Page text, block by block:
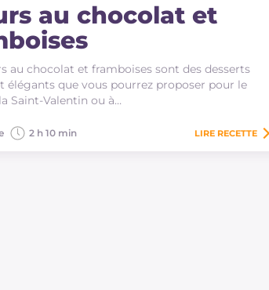
au chocolat et
au chocolat et framboises sont des desserts
élégants que vous pourrez proposer pour le
Saint-Valentin ou à…
2 h 10 min LIRE RECETTE